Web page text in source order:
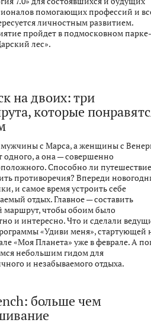
помогающих профессий и
личностным развитием.
пройдет в подмосковном парке-
лес».
на двоих: три
которые
мужчины с Марса, а женщины с
одного, а она — совершенно
Способно ли путешествие
противоречия? Впереди
и самое время устроить себе
отдых. Главное — составить
маршрут, чтобы обоим было
и интересно. Что и сделали
«Удиви меня», стартующей
«Моя Планета» уже в феврале. А
небольшим гидом для
и незабываемого отдыха.
больше чем